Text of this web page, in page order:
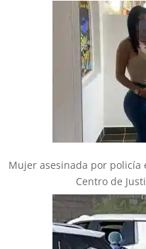
Mujer asesinada por policía
Centro de